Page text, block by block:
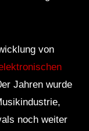
von
Jahren wurde
noch weiter